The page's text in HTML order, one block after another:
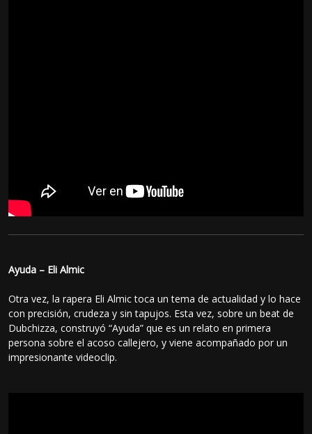
Ayuda – Eli Almic
Otra vez, la rapera Eli Almic toca un tema de actualidad y lo hace
con precisión, crudeza y sin tapujos. Esta vez, sobre un beat de
Dubchizza, construyó “Ayuda” que es un relato en primera
persona sobre el acoso callejero, y viene acompañado por un
impresionante videoclip.